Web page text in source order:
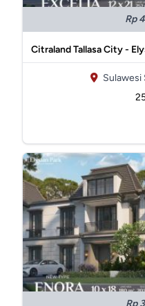
Rp
Citraland Tallasa City -
Sulawesi
Rp